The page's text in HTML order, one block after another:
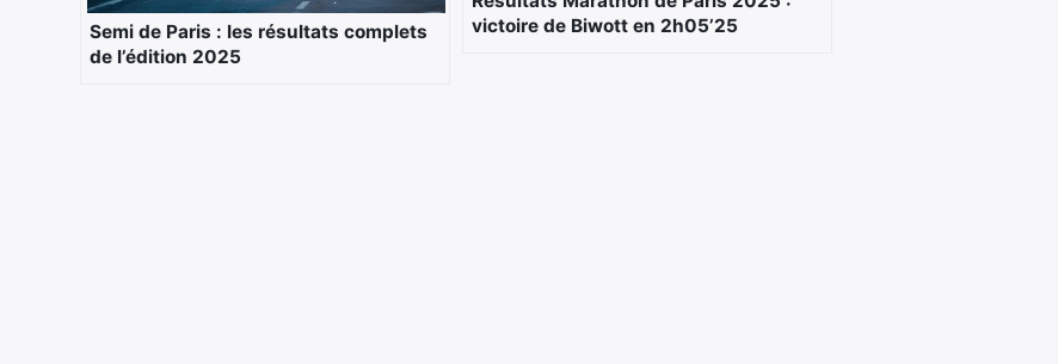
Semi de Paris : les résultats complets
de l’édition 2025
victoire de Biwott en 2h05’25